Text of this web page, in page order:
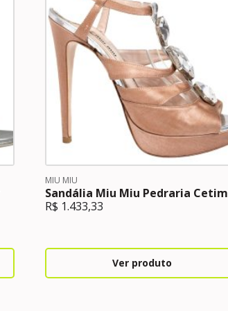
MIU MIU
Sandália Miu Miu Pedraria Cetim
R$ 1.433,33
Ver produto